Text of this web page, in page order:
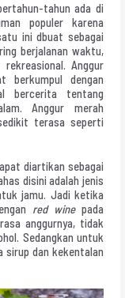
tahun ada di
populer karena
ini dbuat sebagai
berjalanan waktu,
Anggur
berkumpul dengan
bercerita tentang
Anggur merah
terasa seperti
diartikan sebagai
disini adalah jenis
jamu. Jadi ketika
red winepada
anggurnya, tidak
Sedangkan untuk
sirup dan kekentalan